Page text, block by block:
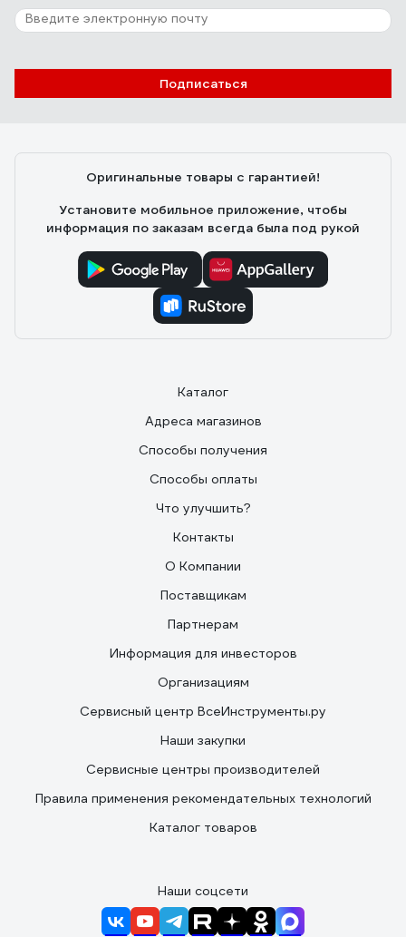
18 отзывов
Отзыв о клиновом ремне ООО
Александр К. 24.06.2024
Подписаться
Оригинальные товары с гарантией!
Установите мобильное приложение, чтобы
информация по заказам всегда была под рукой
Каталог
Адреса магазинов
Способы получения
Способы оплаты
Что улучшить?
Контакты
О Компании
Поставщикам
Партнерам
Информация для инвесторов
Организациям
Сервисный центр ВсеИнструменты.ру
Наши закупки
Сервисные центры производителей
Правила применения рекомендательных технологий
Каталог товаров
Наши соцсети